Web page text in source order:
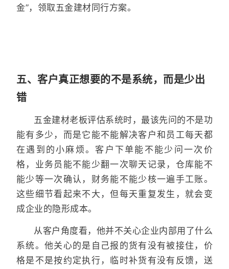
金”，领取五金建材同行方案。
五、客户真正想要的不是系统，而是少出
错
五金建材老板评估系统时，最该先问的不是功
能有多少，而是它能不能解决客户和员工每天都
在遇到的小麻烦。客户下单能不能少问一次价
格，业务员能不能少翻一次聊天记录，仓库能不
能少等一次确认，财务能不能少核一遍手工账。
这些细节看起来不大，但每天重复发生，就会变
成企业的隐形成本。
从客户角度看，他并不关心企业内部用了什么
系统。他关心的是自己报的货有没有被接住，价
格是不是按约定执行，临时补货有没有反馈，送